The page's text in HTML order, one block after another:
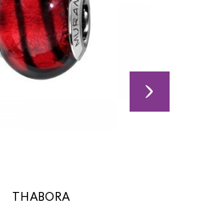
THABORA